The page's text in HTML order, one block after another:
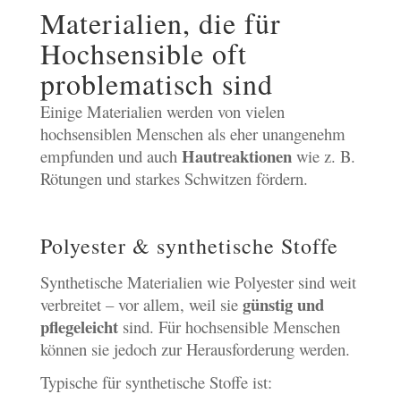
Materialien, die für
Hochsensible oft
problematisch sind
Einige Materialien werden von vielen
hochsensiblen Menschen als eher unangenehm
empfunden und auch Hautreaktionenwie z. B.
Rötungen und starkes Schwitzen fördern.
Polyester & synthetische Stoffe
Synthetische Materialien wie Polyester sind weit
verbreitet – vor allem, weil sie günstig und
pflegeleichtsind. Für hochsensible Menschen
können sie jedoch zur Herausforderung werden.
Typische für synthetische Stoffe ist: